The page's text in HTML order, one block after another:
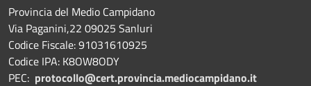
Provincia del Medio Campidano
Via Paganini,22 09025 Sanluri
Codice Fiscale: 91031610925
Codice IPA: K8OW8ODY
PEC: protocollo@cert.provincia.mediocampidano.it